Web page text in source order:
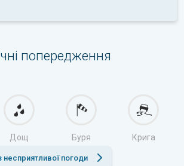
попередження
Дощ Буря Крига
несприятливої погоди